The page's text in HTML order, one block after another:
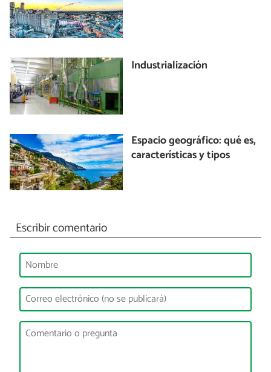
Industrialización
Espacio geográfico: qué es,
características y tipos
Escribir comentario